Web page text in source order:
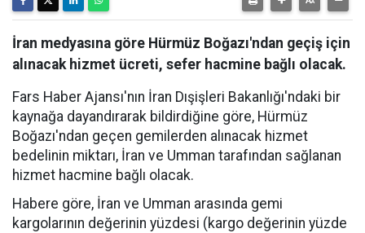
İran medyasına göre Hürmüz Boğazı'ndan geçiş için
alınacak hizmet ücreti, sefer hacmine bağlı olacak.
Fars Haber Ajansı'nın İran Dışişleri Bakanlığı'ndaki bir
kaynağa dayandırarak bildirdiğine göre, Hürmüz
Boğazı'ndan geçen gemilerden alınacak hizmet
bedelinin miktarı, İran ve Umman tarafından sağlanan
hizmet hacmine bağlı olacak.
Habere göre, İran ve Umman arasında gemi
kargolarının değerinin yüzdesi (kargo değerinin yüzde